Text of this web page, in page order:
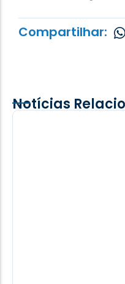
Compartilhar:
Notícias